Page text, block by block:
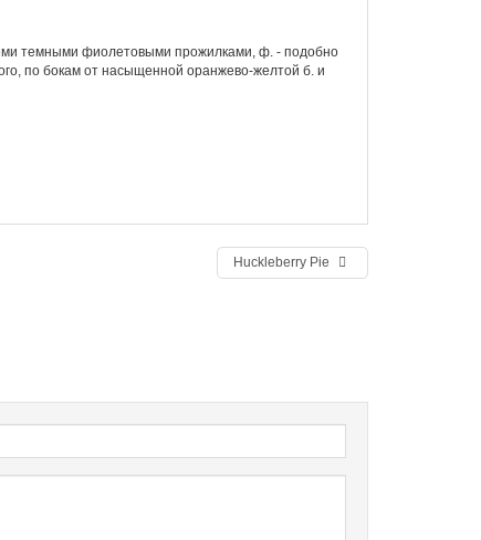
темными фиолетовыми прожилками, ф. - подобно
, по бокам от насыщенной оранжево-желтой б. и
Huckleberry Pie